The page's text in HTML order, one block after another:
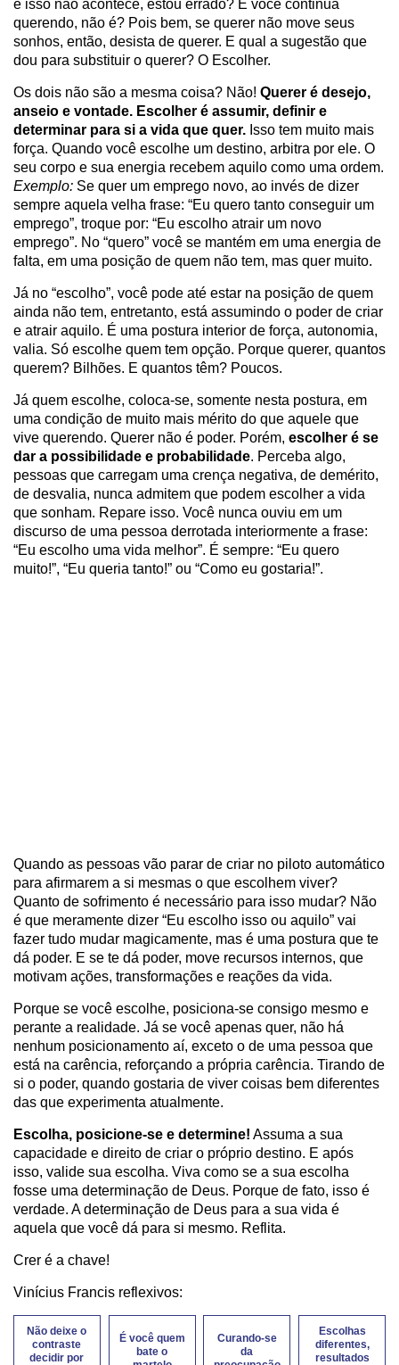
e isso não acontece, estou errado? E você continua
querendo, não é? Pois bem, se querer não move seus
sonhos, então, desista de querer. E qual a sugestão que
dou para substituir o querer? O Escolher.
Os dois não são a mesma coisa? Não! Querer é desejo,
anseio e vontade. Escolher é assumir, definir e
determinar para si a vida que quer. Isso tem muito mais
força. Quando você escolhe um destino, arbitra por ele. O
seu corpo e sua energia recebem aquilo como uma ordem.
Exemplo: Se quer um emprego novo, ao invés de dizer
sempre aquela velha frase: “Eu quero tanto conseguir um
emprego”, troque por: “Eu escolho atrair um novo
emprego”. No “quero” você se mantém em uma energia de
falta, em uma posição de quem não tem, mas quer muito.
Já no “escolho”, você pode até estar na posição de quem
ainda não tem, entretanto, está assumindo o poder de criar
e atrair aquilo. É uma postura interior de força, autonomia,
valia. Só escolhe quem tem opção. Porque querer, quantos
querem? Bilhões. E quantos têm? Poucos.
Já quem escolhe, coloca-se, somente nesta postura, em
uma condição de muito mais mérito do que aquele que
vive querendo. Querer não é poder. Porém, escolher é se
dar a possibilidade e probabilidade. Perceba algo,
pessoas que carregam uma crença negativa, de demérito,
de desvalia, nunca admitem que podem escolher a vida
que sonham. Repare isso. Você nunca ouviu em um
discurso de uma pessoa derrotada interiormente a frase:
“Eu escolho uma vida melhor”. É sempre: “Eu quero
muito!”, “Eu queria tanto!” ou “Como eu gostaria!”.
Quando as pessoas vão parar de criar no piloto automático
para afirmarem a si mesmas o que escolhem viver?
Quanto de sofrimento é necessário para isso mudar? Não
é que meramente dizer “Eu escolho isso ou aquilo” vai
fazer tudo mudar magicamente, mas é uma postura que te
dá poder. E se te dá poder, move recursos internos, que
motivam ações, transformações e reações da vida.
Porque se você escolhe, posiciona-se consigo mesmo e
perante a realidade. Já se você apenas quer, não há
nenhum posicionamento aí, exceto o de uma pessoa que
está na carência, reforçando a própria carência. Tirando de
si o poder, quando gostaria de viver coisas bem diferentes
das que experimenta atualmente.
Escolha, posicione-se e determine! Assuma a sua
capacidade e direito de criar o próprio destino. E após
isso, valide sua escolha. Viva como se a sua escolha
fosse uma determinação de Deus. Porque de fato, isso é
verdade. A determinação de Deus para a sua vida é
aquela que você dá para si mesmo. Reflita.
Crer é a chave!
Vinícius Francis reflexivos:
Não deixe o
contraste
decidir por
É você quem
bate o
Curando-se
da
Escolhas
diferentes,
resultados